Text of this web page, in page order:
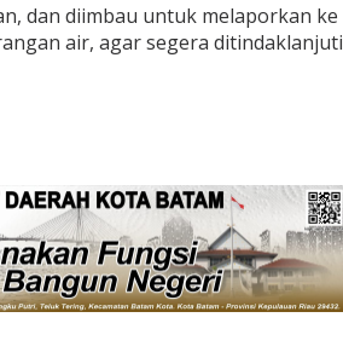
dan diimbau untuk melaporkan ke
air, agar segera ditindaklanjuti